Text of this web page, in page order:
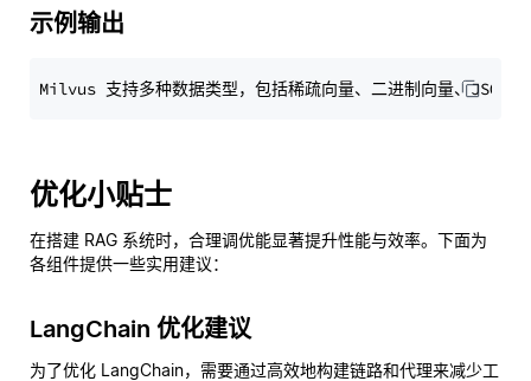
示例输出
优化小贴士
在搭建 RAG 系统时，合理调优能显著提升性能与效率。下面为
各组件提供一些实用建议：
LangChain 优化建议
为了优化 LangChain，需要通过高效地构建链路和代理来减少工